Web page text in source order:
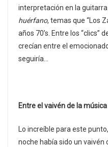
interpretación en la
huérfano, temas que “Los
años 70’s. Entre los “clics”
crecían entre el
seguiría…
Entre el vaivén de la música
Lo increíble para este
noche había sido un vaivén